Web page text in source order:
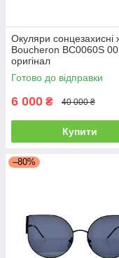
Окуляри сонцезахисні
Boucheron BC0060S
оригінал
Готово до відправки
6 000 ₴ 40 000 ₴
Купити
–80%